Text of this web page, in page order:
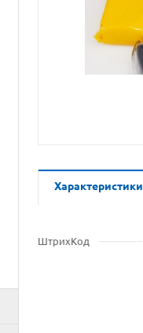
Характеристики
ШтрихКод